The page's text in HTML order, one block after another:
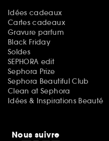
Idées cadeaux
Cartes cadeaux
Gravure parfum
Black Friday
Soldes
SEPHORA edit
Sephora Prize
Sephora Beautiful Club
Clean at Sephora
Idées & Inspirations Beauté
Nous suivre